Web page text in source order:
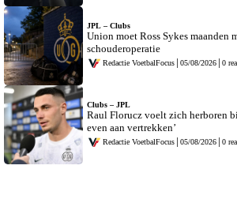
JPL –Clubs
Union moet Ross Sykes maanden
schouderoperatie
Redactie VoetbalFocus │05/08/2026 │0
Clubs –JPL
Raul Florucz voelt zich herboren
even aan vertrekken’
Redactie VoetbalFocus │05/08/2026 │0